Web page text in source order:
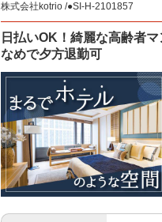
株式会社kotrio /●SI-H-2101857
日払いOK！綺麗な高齢者
なめで夕方退勤可